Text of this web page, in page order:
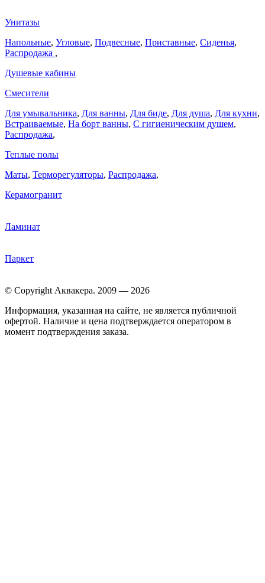
Унитазы
Напольные, Угловые, Подвесные, Приставные, Сиденья,
Распродажа ,
Душевые кабины
Смесители
Для умывальника, Для ванны, Для биде, Для душа, Для кухни,
Встраиваемые, На борт ванны, C гигиеническим душем,
Распродажа,
Теплые полы
Маты, Терморегуляторы, Распродажа,
Керамогранит
Ламинат
Паркет
© Copyright Аквакера. 2009 — 2026
Информация, указанная на сайте, не является публичной
офертой. Наличие и цена подтверждается оператором в
момент подтверждения заказа.